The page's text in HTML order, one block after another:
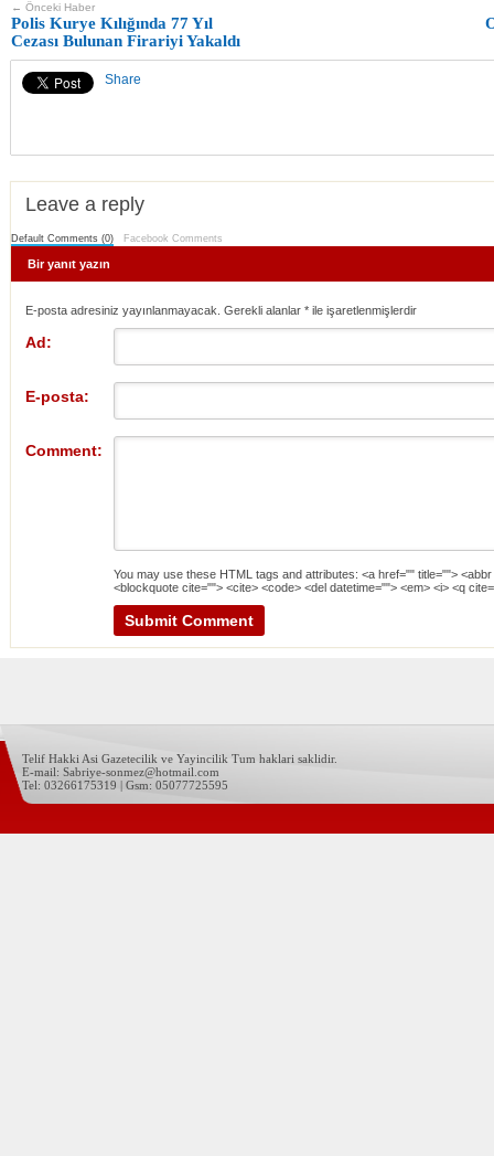
← Önceki Haber
Polis Kurye Kılığında 77 Yıl
Cezası Bulunan Firariyi Yakaldı
Share
Leave a reply
Default Comments (0) Facebook Comments
Bir yanıt yazın
E-posta adresiniz yayınlanmayacak. Gerekli alanlar * ile işaretlenmişlerdir
Ad:
E-posta:
Comment:
You may use these HTML tags and attributes: <a href="" title="">
<blockquote cite=""> <cite> <code> <del datetime=""> <em> <i> <q
Telif Hakki Asi Gazetecilik ve Yayincilik Tum haklari saklidir.
E-mail: Sabriye-sonmez@hotmail.com
Tel: 03266175319 | Gsm: 05077725595